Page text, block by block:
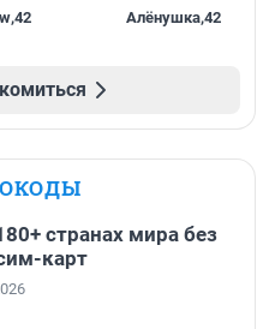
,42 Алёнушка,42
странах мира без
карт